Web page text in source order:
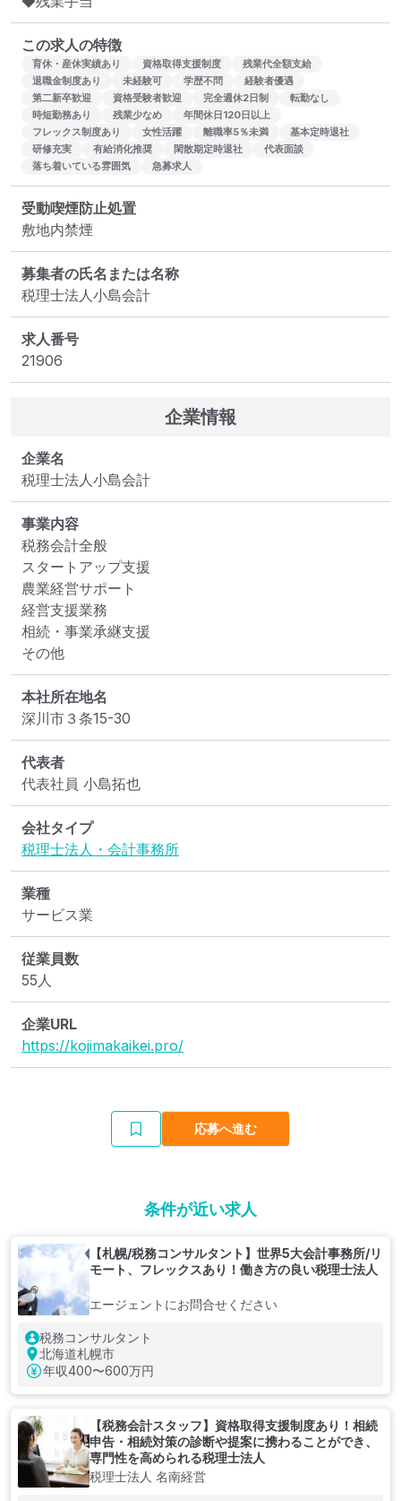
この求人の特徴
育休・産休実績あり 資格取得支援制度
残業代全額支給
退職金制度あり
未経験可 学歴不問
経験者優遇
第二新卒歓迎
資格受験者歓迎 完全週休2日制
転勤なし
時短勤務あり
残業少なめ
年間休日120日以上
フレックス制度あり
女性活躍 離職率5％未満
基本定時退社
研修充実
有給消化推奨 閑散期定時退社
代表面談
落ち着いている雰囲気
急募求人
受動喫煙防止処置
敷地内禁煙
募集者の氏名または名称
税理士法人小島会計
求人番号
21906
企業情報
企業名
税理士法人小島会計
事業内容
税務会計全般
スタートアップ支援
農業経営サポート
経営支援業務
相続・事業承継支援
その他
本社所在地名
深川市３条15-30
代表者
代表社員 小島拓也
会社タイプ
税理士法人・会計事務所
業種
サービス業
従業員数
55人
企業URL
https://kojimakaikei.pro/
応募へ進む
条件が近い求人
【札幌/税務コンサルタント】世界5大会計事務所/リ
モート、フレックスあり！働き方の良い税理士法人
エージェントにお問合せください
税務コンサルタント
北海道札幌市
年収400〜600万円
【税務会計スタッフ】資格取得支援制度あり！相続
申告・相続対策の診断や提案に携わることができ、
専門性を高められる税理士法人
税理士法人 名南経営